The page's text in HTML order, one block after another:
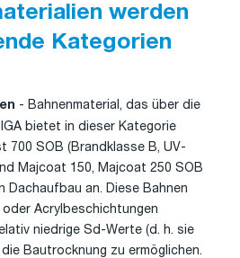
werden
Kategorien
- Bahnenmaterial, das über die
bietet in dieser Kategorie
700 SOB (Brandklasse B, UV-
Majcoat 150, Majcoat 250 SOB
Dachaufbau an. Diese Bahnen
Acrylbeschichtungen
niedrige Sd-Werte (d. h. sie
Bautrocknung zu ermöglichen.